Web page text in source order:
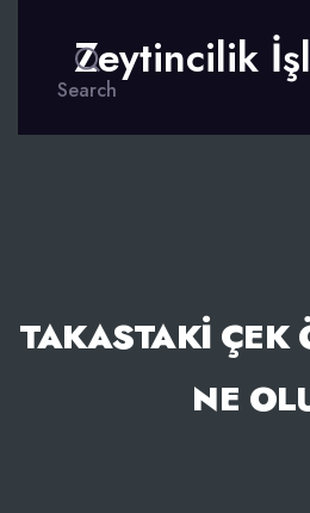
Search
Zeytincilik
TAKASTAKI ÇEK
NE